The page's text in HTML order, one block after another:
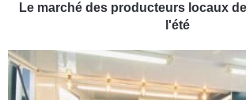
r
o
Le marché des producteurs locaux
l'été
U
n